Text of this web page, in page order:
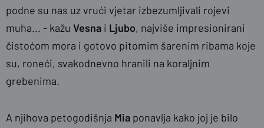
podne su nas uz vrući vjetar izbezumljivali rojevi
muha... - kažu Vesna i Ljubo, najviše impresionirani
čistoćom mora i gotovo pitomim šarenim ribama koje
su, roneći, svakodnevno hranili na koraljnim
grebenima.
A njihova petogodišnja Mia ponavlja kako joj je bilo